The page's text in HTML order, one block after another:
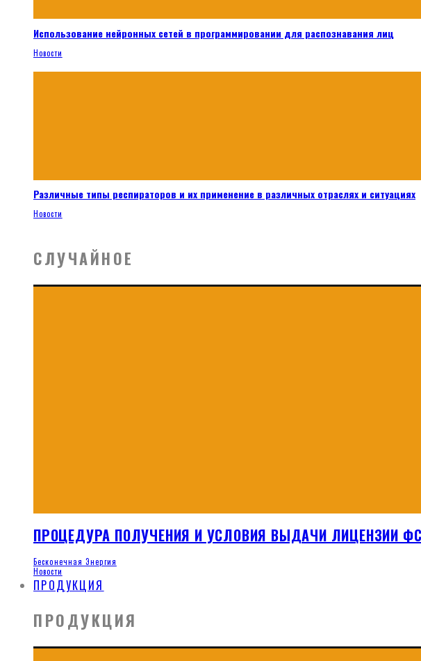
Использование нейронных сетей в программировании для распознавания лиц
Новости
Различные типы респираторов и их применение в различных отраслях и ситуациях
Новости
СЛУЧАЙНОЕ
ПРОЦЕДУРА ПОЛУЧЕНИЯ И УСЛОВИЯ ВЫДАЧИ ЛИЦЕНЗИИ
Бесконечная Энергия
Новости
ПРОДУКЦИЯ
ПРОДУКЦИЯ